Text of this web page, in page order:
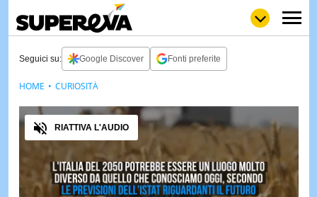
LOLGULP
LOVE
WOWPOP
NEWS
STORIE
VIDEO
Seguici su: Google Discover Fonti preferite
Audio
RIATTIVA L'AUDIO
HOME CURIOSITÀ